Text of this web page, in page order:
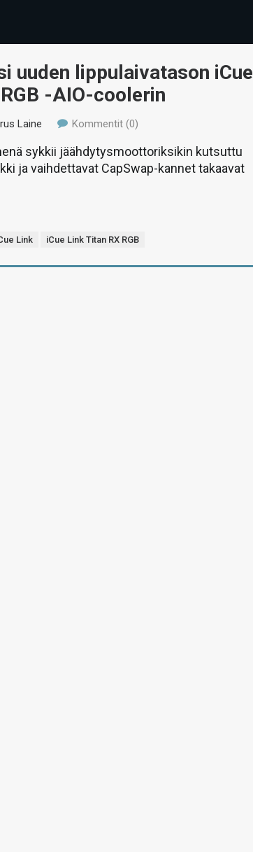
uuden lippulaivatason iCue
-AIO-coolerin
Laine Kommentit (0)
sykkii jäähdytysmoottoriksikin kutsuttu
ja vaihdettavat CapSwap-kannet takaavat
Link iCue Link Titan RX RGB